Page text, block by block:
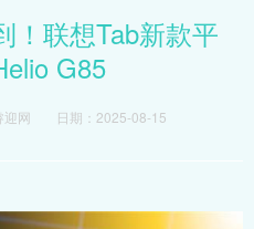
！联想Tab新款平
G85
迎网
日期：2025-08-15